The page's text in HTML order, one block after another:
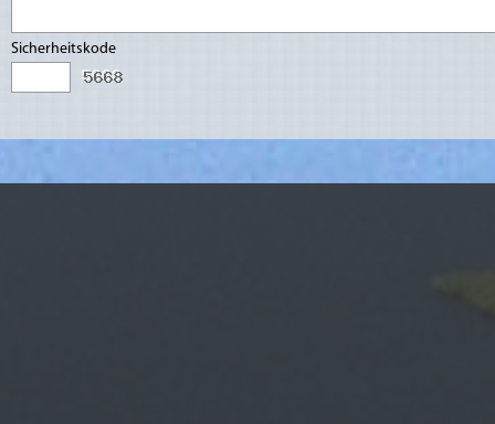
Sicherheitskode